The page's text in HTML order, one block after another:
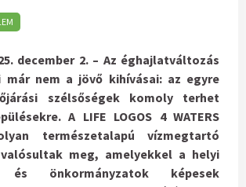
december 2. – Az éghajlatváltozás
már nem a jövő kihívásai: az egyre
szélsőségek komoly terhet
A LIFE LOGOS 4 WATERS
természetalapú vízmegtartó
meg, amelyekkel a helyi
és önkormányzatok képesek